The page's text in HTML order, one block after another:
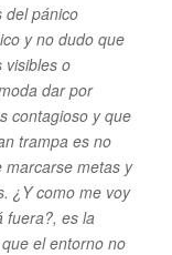
del pánico
y no dudo que
visibles o
dar por
contagioso y que
trampa es no
metas y
¿Y como me voy
fuera?, es la
el entorno no